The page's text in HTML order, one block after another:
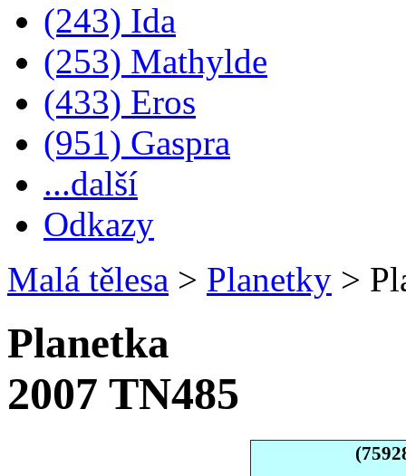
(243) Ida
(253) Mathylde
(433) Eros
(951) Gaspra
...další
Odkazy
Malá tělesa > Planetky >
Planetka
2007 TN485